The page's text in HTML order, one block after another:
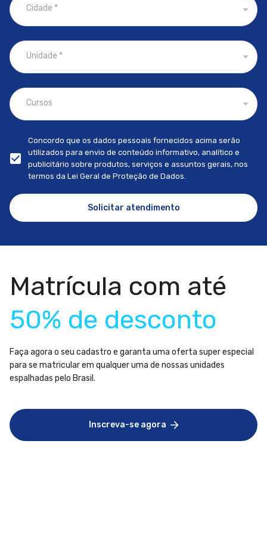
Cidade *
Unidade *
Cursos
Concordo que os dados pessoais fornecidos acima serão
utilizados para envio de conteúdo informativo, analítico e
publicitário sobre produtos, serviços e assuntos gerais, nos
termos da Lei Geral de Proteção de Dados.
Solicitar atendimento
Matrícula com até
50% de desconto
Faça agora o seu cadastro e garanta uma oferta super especial
para se matricular em qualquer uma de nossas unidades
espalhadas pelo Brasil.
Inscreva-se agora